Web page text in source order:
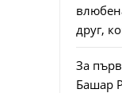
друг,
За
Башар